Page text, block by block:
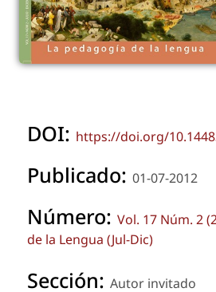
DOI: https://doi.org/
Publicado: 01-07-2012
Número: Vol. 17 Núm. 2
de la Lengua (Jul-Dic)
Sección: Autor invitado